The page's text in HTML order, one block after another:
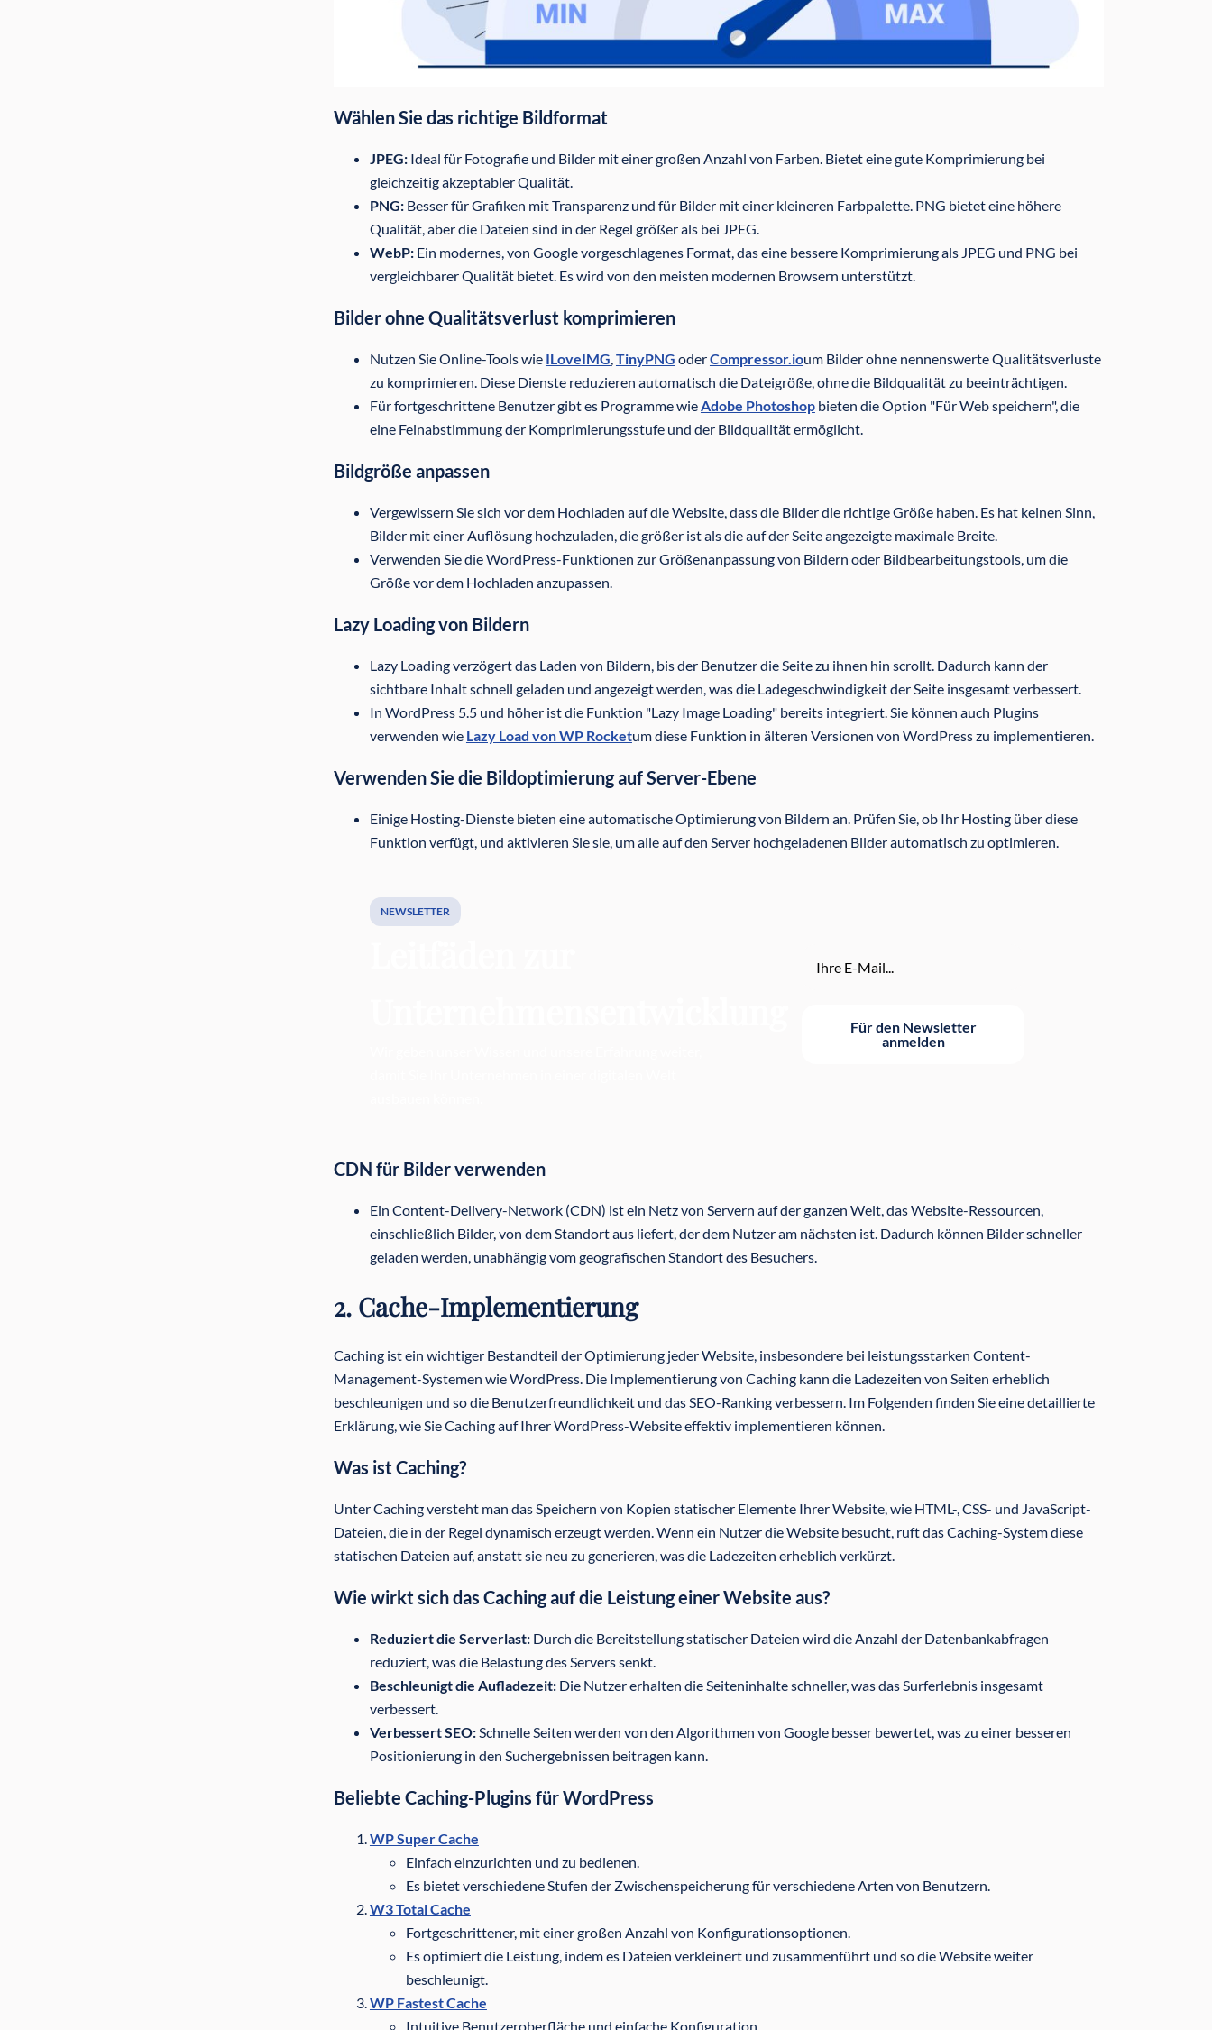
Wählen Sie das richtige Bildformat
JPEG:Ideal für Fotografie und Bilder mit einer großen Anzahl von Farben. Bietet eine gute Komprimierung bei
gleichzeitig akzeptabler Qualität.
PNG:Besser für Grafiken mit Transparenz und für Bilder mit einer kleineren Farbpalette. PNG bietet eine höhere
Qualität, aber die Dateien sind in der Regel größer als bei JPEG.
WebP:Ein modernes, von Google vorgeschlagenes Format, das eine bessere Komprimierung als JPEG und PNG bei
vergleichbarer Qualität bietet. Es wird von den meisten modernen Browsern unterstützt.
Bilder ohne Qualitätsverlust komprimieren
Nutzen Sie Online-Tools wie ILoveIMG,TinyPNG oderCompressor.ioum Bilder ohne nennenswerte Qualitätsverluste
zu komprimieren. Diese Dienste reduzieren automatisch die Dateigröße, ohne die Bildqualität zu beeinträchtigen.
Für fortgeschrittene Benutzer gibt es Programme wieAdobe Photoshopbieten die Option "Für Web speichern", die
eine Feinabstimmung der Komprimierungsstufe und der Bildqualität ermöglicht.
Bildgröße anpassen
Vergewissern Sie sich vor dem Hochladen auf die Website, dass die Bilder die richtige Größe haben. Es hat keinen Sinn,
Bilder mit einer Auflösung hochzuladen, die größer ist als die auf der Seite angezeigte maximale Breite.
Verwenden Sie die WordPress-Funktionen zur Größenanpassung von Bildern oder Bildbearbeitungstools, um die
Größe vor dem Hochladen anzupassen.
Lazy Loading von Bildern
Lazy Loading verzögert das Laden von Bildern, bis der Benutzer die Seite zu ihnen hin scrollt. Dadurch kann der
sichtbare Inhalt schnell geladen und angezeigt werden, was die Ladegeschwindigkeit der Seite insgesamt verbessert.
In WordPress 5.5 und höher ist die Funktion "Lazy Image Loading" bereits integriert. Sie können auch Plugins
verwenden wie Lazy Load von WP Rocketum diese Funktion in älteren Versionen von WordPress zu implementieren.
Verwenden Sie die Bildoptimierung auf Server-Ebene
Einige Hosting-Dienste bieten eine automatische Optimierung von Bildern an. Prüfen Sie, ob Ihr Hosting über diese
Funktion verfügt, und aktivieren Sie sie, um alle auf den Server hochgeladenen Bilder automatisch zu optimieren.
NEWSLETTER
Für den Newsletter
anmelden
CDN für Bilder verwenden
Ein Content-Delivery-Network (CDN) ist ein Netz von Servern auf der ganzen Welt, das Website-Ressourcen,
einschließlich Bilder, von dem Standort aus liefert, der dem Nutzer am nächsten ist. Dadurch können Bilder schneller
geladen werden, unabhängig vom geografischen Standort des Besuchers.
2. Cache-Implementierung
Caching ist ein wichtiger Bestandteil der Optimierung jeder Website, insbesondere bei leistungsstarken Content-
Management-Systemen wie WordPress. Die Implementierung von Caching kann die Ladezeiten von Seiten erheblich
beschleunigen und so die Benutzerfreundlichkeit und das SEO-Ranking verbessern. Im Folgenden finden Sie eine detaillierte
Erklärung, wie Sie Caching auf Ihrer WordPress-Website effektiv implementieren können.
Was ist Caching?
Unter Caching versteht man das Speichern von Kopien statischer Elemente Ihrer Website, wie HTML-, CSS- und JavaScript-
Dateien, die in der Regel dynamisch erzeugt werden. Wenn ein Nutzer die Website besucht, ruft das Caching-System diese
statischen Dateien auf, anstatt sie neu zu generieren, was die Ladezeiten erheblich verkürzt.
Wie wirkt sich das Caching auf die Leistung einer Website aus?
Reduziert die Serverlast:Durch die Bereitstellung statischer Dateien wird die Anzahl der Datenbankabfragen
reduziert, was die Belastung des Servers senkt.
Beschleunigt die Aufladezeit:Die Nutzer erhalten die Seiteninhalte schneller, was das Surferlebnis insgesamt
verbessert.
Verbessert SEO:Schnelle Seiten werden von den Algorithmen von Google besser bewertet, was zu einer besseren
Positionierung in den Suchergebnissen beitragen kann.
Beliebte Caching-Plugins für WordPress
WP Super Cache
Einfach einzurichten und zu bedienen.
Es bietet verschiedene Stufen der Zwischenspeicherung für verschiedene Arten von Benutzern.
W3 Total Cache
Fortgeschrittener, mit einer großen Anzahl von Konfigurationsoptionen.
Es optimiert die Leistung, indem es Dateien verkleinert und zusammenführt und so die Website weiter
beschleunigt.
WP Fastest Cache
Intuitive Benutzeroberfläche und einfache Konfiguration.